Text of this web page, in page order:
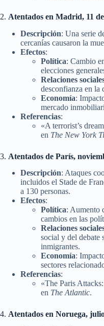
2. Atentados en Madrid, 11
Descripción: Una serie
cercanías causaron la
Efectos:
Política: Cambio
elecciones
Relaciones
desconfianza en la
Economía:
mercado
Referencias:
«A terrorist’s
en The New York
3. Atentados de París,
Descripción: Ataques
incluidos el Stade de
a 130 personas.
Efectos:
Política: Aumento
cambios en las
Relaciones
social y del debate
inmigrantes.
Economía:
sectores
Referencias:
«The Paris
en The Atlantic.
4. Atentados en Noruega,